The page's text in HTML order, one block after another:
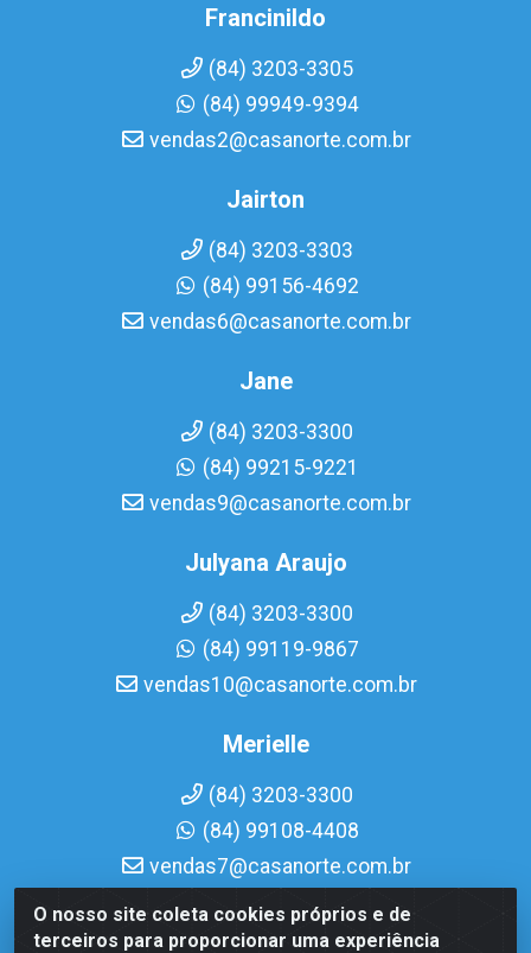
O nosso site coleta cookies próprios e de
terceiros para proporcionar uma experiência
Francinildo
(84) 3203-3305
(84) 99949-9394
vendas2@casanorte.com.br
Jairton
(84) 3203-3303
(84) 99156-4692
vendas6@casanorte.com.br
Jane
(84) 3203-3300
(84) 99215-9221
vendas9@casanorte.com.br
Julyana Araujo
(84) 3203-3300
(84) 99119-9867
vendas10@casanorte.com.br
Merielle
(84) 3203-3300
(84) 99108-4408
vendas7@casanorte.com.br
Casa Norte LTDA - Av. Interventor Mário Câmara, 1815 -